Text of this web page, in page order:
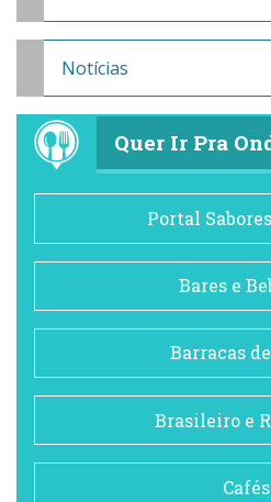
Notícias
Quer Ir Pra
Portal
Bares e
Barracas
Brasileiro e
Cafés